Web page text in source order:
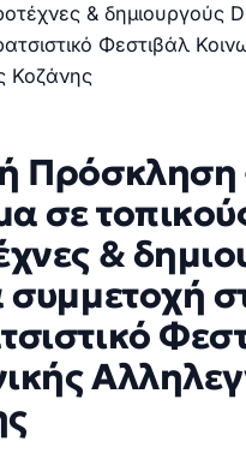
& δημιουργούς
Φεστιβάλ
Κοζάνης
Πρόσκληση
σε
&
συμμετοχή